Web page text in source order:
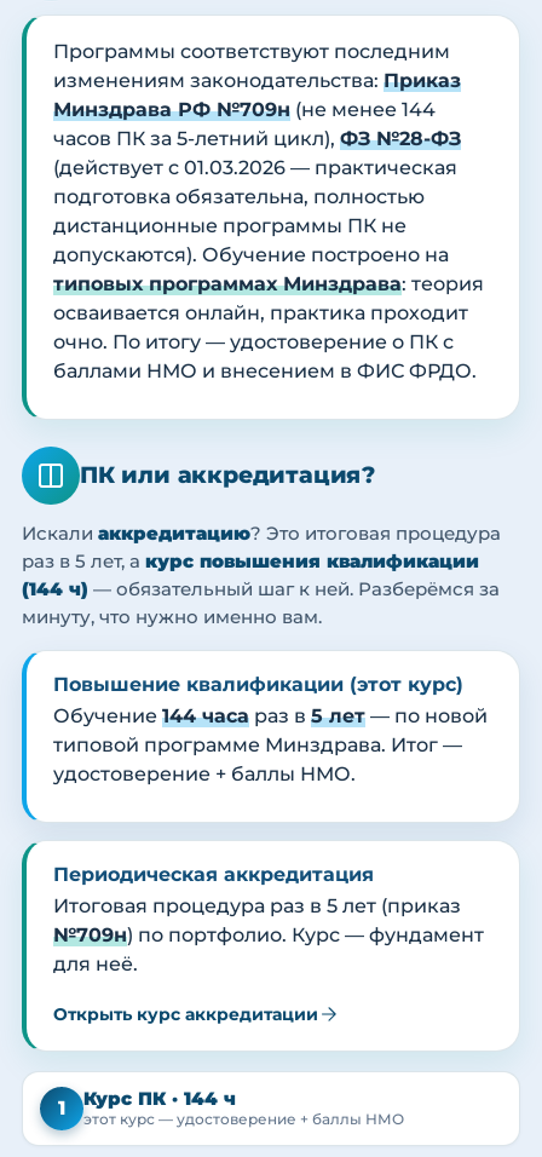
Программы соответствуют последним
изменениям законодательства: Приказ
Минздрава РФ №709н (не менее 144
часов ПК за 5-летний цикл), ФЗ №28-ФЗ
(действует с 01.03.2026 — практическая
подготовка обязательна, полностью
дистанционные программы ПК не
допускаются). Обучение построено на
типовых программах Минздрава: теория
осваивается онлайн, практика проходит
очно. По итогу — удостоверение о ПК с
баллами НМО и внесением в ФИС ФРДО.
ПК или аккредитация?
Искали аккредитацию? Это итоговая процедура
раз в 5 лет, а курс повышения квалификации
(144 ч) — обязательный шаг к ней. Разберёмся за
минуту, что нужно именно вам.
Повышение квалификации (этот курс)
Обучение 144 часа раз в 5 лет — по новой
типовой программе Минздрава. Итог —
удостоверение + баллы НМО.
Периодическая аккредитация
Итоговая процедура раз в 5 лет (приказ
№709н) по портфолио. Курс — фундамент
для неё.
Открыть курс аккредитации
1 Курс ПК · 144 ч
этот курс — удостоверение + баллы НМО